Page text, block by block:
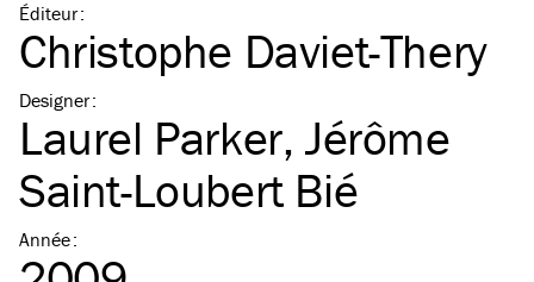
Éditeur:
Christophe Daviet-Thery
Designer:
Laurel Parker,Jérôme
Saint-Loubert Bié
Année: